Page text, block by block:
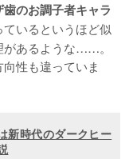
のお調子者キャラ
いるというほど似
があるような……。
性も違っていま
新時代のダークヒー